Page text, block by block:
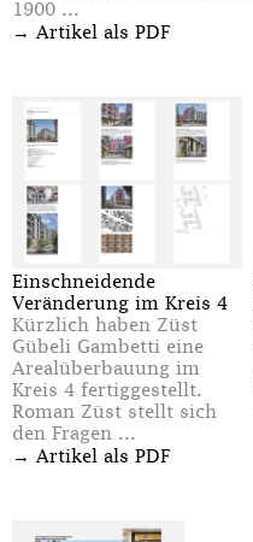
1900 ...
→ Artikel als PDF
Einschneidende
Veränderung im Kreis 4
Kürzlich haben Züst
Gübeli Gambetti eine
Arealüberbauung im
Kreis 4 fertiggestellt.
Roman Züst stellt sich
den Fragen ...
→ Artikel als PDF